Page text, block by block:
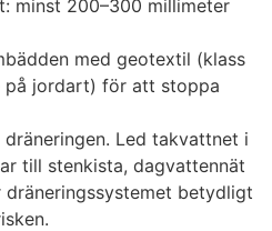
minst 200–300 millimeter
med geotextil (klass
på jordart) för att stoppa
Led takvattnet i
till stenkista, dagvattennät
betydligt